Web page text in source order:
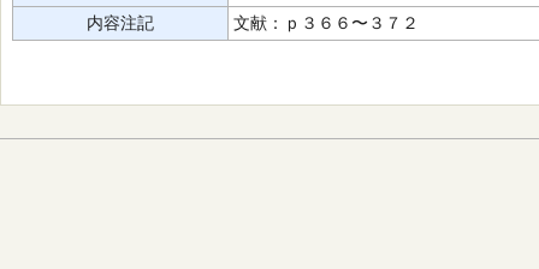
内容注記
文献：ｐ３６６〜３７２